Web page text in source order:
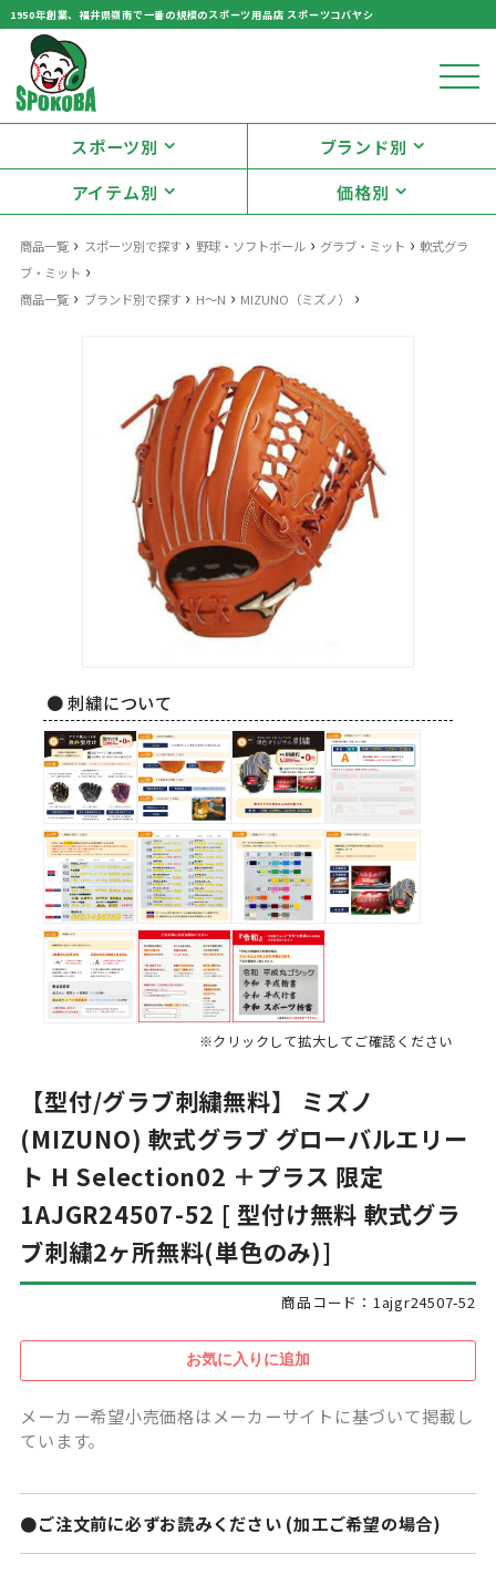
1950年創業、福井県嶺南で一番の規模のスポーツ用品店 スポーツコバヤシ
スポーツ別
ブランド別
アイテム別
価格別
商品一覧 › スポーツ別で探す› 野球・ソフトボール› グラブ・ミット ›軟式グラ
ブ・ミット ›
商品一覧 › ブランド別で探す› H～N › MIZUNO（ミズノ） ›
● 刺繍について
※クリックして拡大してご確認ください
【型付/グラブ刺繍無料】 ミズノ
(MIZUNO) 軟式グラブ グローバルエリー
ト H Selection02 ＋プラス 限定
1AJGR24507-52 [ 型付け無料 軟式グラ
ブ刺繍2ヶ所無料(単色のみ)]
商品コード：1ajgr24507-52
メーカー希望小売価格はメーカーサイトに基づいて掲載し
ています。
●ご注文前に必ずお読みください (加工ご希望の場合)